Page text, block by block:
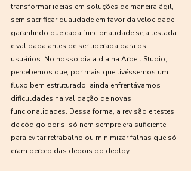
transformar ideias em soluções de maneira ágil,
sem sacrificar qualidade em favor da velocidade,
garantindo que cada funcionalidade seja testada
e validada antes de ser liberada para os
usuários. No nosso dia a dia na Arbeit Studio,
percebemos que, por mais que tivéssemos um
fluxo bem estruturado, ainda enfrentávamos
dificuldades na validação de novas
funcionalidades. Dessa forma, a revisão e testes
de código por si só nem sempre era suficiente
para evitar retrabalho ou minimizar falhas que só
eram percebidas depois do deploy.